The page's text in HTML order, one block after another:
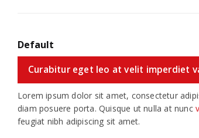
Default
Curabitur eget leo at velit imperdiet
Lorem ipsum dolor sit amet, consectetur
diam posuere porta. Quisque ut nulla at nunc
feugiat nibh adipiscing sit amet.